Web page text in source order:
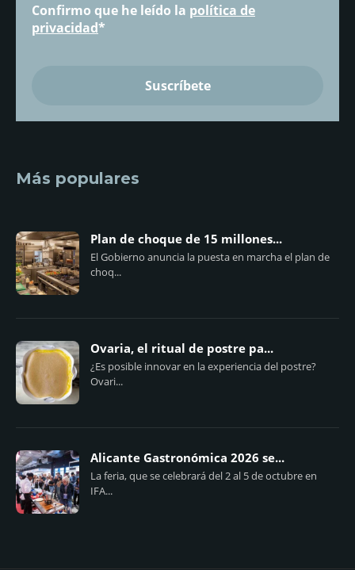
Confirmo que he leído la política de
privacidad*
Más populares
Plan de choque de 15 millones...
El Gobierno anuncia la puesta en marcha el plan de
choq...
Ovaria, el ritual de postre pa...
¿Es posible innovar en la experiencia del postre?
Ovari...
Alicante Gastronómica 2026 se...
La feria, que se celebrará del 2 al 5 de octubre en
IFA...